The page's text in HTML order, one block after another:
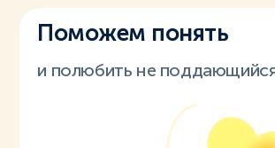
Поможем понять
и полюбить не